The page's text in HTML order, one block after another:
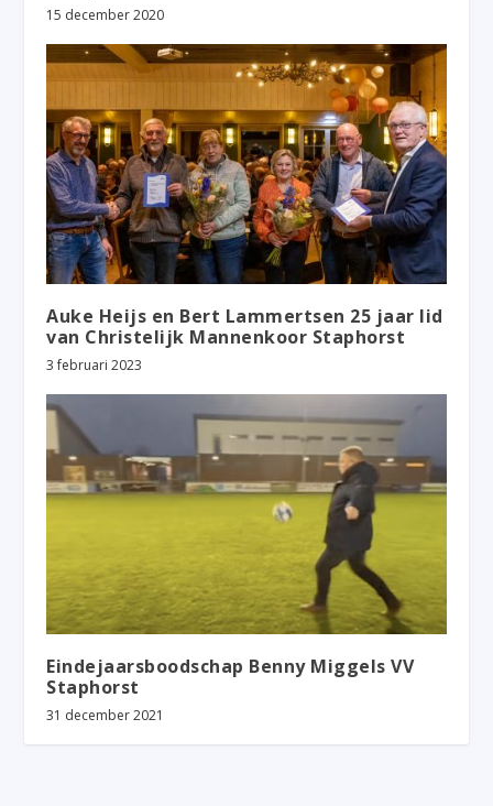
15 december 2020
Auke Heijs en Bert Lammertsen 25 jaar lid
van Christelijk Mannenkoor Staphorst
3 februari 2023
Eindejaarsboodschap Benny Miggels VV
Staphorst
31 december 2021